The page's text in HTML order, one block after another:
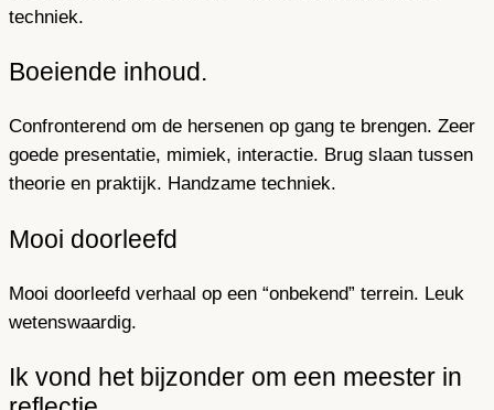
techniek.
Boeiende inhoud.
Confronterend om de hersenen op gang te brengen. Zeer
goede presentatie, mimiek, interactie. Brug slaan tussen
theorie en praktijk. Handzame techniek.
Mooi doorleefd
Mooi doorleefd verhaal op een “onbekend” terrein. Leuk
wetenswaardig.
Ik vond het bijzonder om een meester in